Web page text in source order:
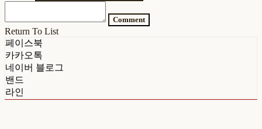
Comment
Return To List
페이스북
카카오톡
네이버 블로그
밴드
라인